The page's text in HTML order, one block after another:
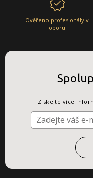
Ověřeno profesionály v
oboru
Získejte více